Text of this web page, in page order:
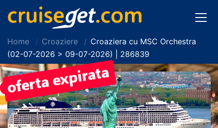
Home Croaziere
Croaziera cu MSC Orchestra
(02-07-2026 > 09-07-2026) | 286839
PRET REDUS!